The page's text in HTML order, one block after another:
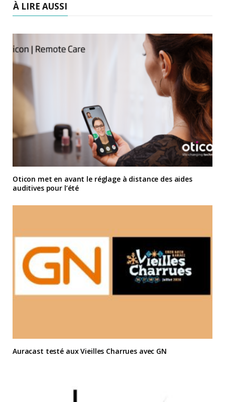
À LIRE AUSSI
Oticon met en avant le réglage à distance des aides
auditives pour l’été
Auracast testé aux Vieilles Charrues avec GN